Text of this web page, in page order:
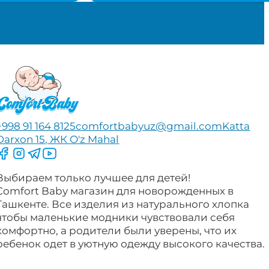
1,145,000 сум.
91 164 8125comfortbabyuz@gmail.comKatta
15, ЖК O'z Mahal
за нами на Facebook
Следите за нами в Instagram
Следите за нами в Telegram
Следите за нами в YouTube
только лучшее для детей!
Baby магазин для новорожденных в
Все изделия из натурального хлопка
маленькие модники чувствовали себя
а родители были уверены, что их
одет в уютную одежду высокого качества.